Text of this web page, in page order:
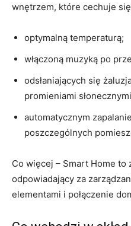
wnętrzem, które cechuje
optymalną temperaturą;
włączoną muzyką po
odsłaniających się
promieniami
automatycznym
poszczególnych
Co więcej – Smart Home to
odpowiadający za
elementami i połączenie